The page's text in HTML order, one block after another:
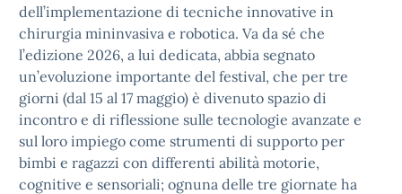
dell’implementazione di tecniche innovative in
chirurgia mininvasiva e robotica. Va da sé che
l’edizione 2026, a lui dedicata, abbia segnato
un’evoluzione importante del festival, che per tre
giorni (dal 15 al 17 maggio) è divenuto spazio di
incontro e di riflessione sulle tecnologie avanzate e
sul loro impiego come strumenti di supporto per
bimbi e ragazzi con differenti abilità motorie,
cognitive e sensoriali; ognuna delle tre giornate ha